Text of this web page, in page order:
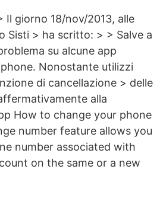
Il giorno 18/nov/2013, alle
Sisti > ha scritto: > > Salve a
su alcune app
Nonostante utilizzi
di cancellazione > delle
alla
How to change your phone
number feature allows you
number associated with
on the same or a new